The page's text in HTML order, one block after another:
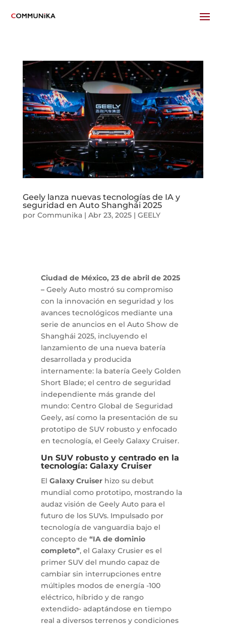
Geely lanza nuevas tecnologías de IA y
seguridad en Auto Shanghái 2025
por Communika| Abr 23, 2025| GEELY
Ciudad de México, 23 de abril de 2025
–Geely Auto mostró su compromiso
con la innovación en seguridad y los
avances tecnológicos mediante una
serie de anuncios en el Auto Show de
Shanghái 2025, incluyendo el
lanzamiento de una nueva batería
desarrollada y producida
internamente: la batería Geely Golden
Short Blade; el centro de seguridad
independiente más grande del
mundo: Centro Global de Seguridad
Geely, así como la presentación de su
prototipo de SUV robusto y enfocado
en tecnología, el Geely Galaxy Cruiser.
Un SUV robusto y centrado en la
tecnología: Galaxy Cruiser
El Galaxy Cruiserhizo su debut
mundial como prototipo, mostrando la
audaz visión de Geely Auto para el
futuro de los SUVs. Impulsado por
tecnología de vanguardia bajo el
concepto de “IA de dominio
completo”, el Galaxy Crusier es el
primer SUV del mundo capaz de
cambiar sin interrupciones entre
múltiples modos de energía -100
eléctrico, híbrido y de rango
extendido- adaptándose en tiempo
real a diversos terrenos y condiciones